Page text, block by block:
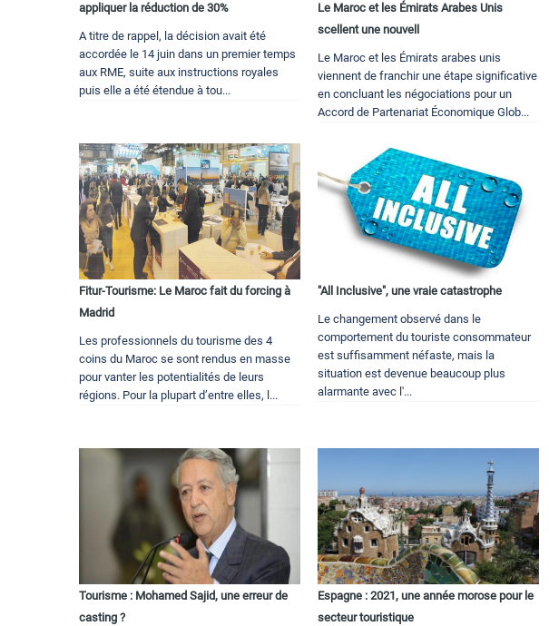
appliquer la réduction de 30%
A titre de rappel, la décision avait été
accordée le 14 juin dans un premier temps
aux RME, suite aux instructions royales
puis elle a été étendue à tou...
Le Maroc et les Émirats Arabes Unis
scellent une nouvell
Le Maroc et les Émirats arabes unis
viennent de franchir une étape significative
en concluant les négociations pour un
Accord de Partenariat Économique Glob...
Fitur-Tourisme: Le Maroc fait du forcing à
Madrid
Les professionnels du tourisme des 4
coins du Maroc se sont rendus en masse
pour vanter les potentialités de leurs
régions. Pour la plupart d’entre elles, l...
"All Inclusive", une vraie catastrophe
Le changement observé dans le
comportement du touriste consommateur
est suffisamment néfaste, mais la
situation est devenue beaucoup plus
alarmante avec l'...
Tourisme : Mohamed Sajid, une erreur de
casting ?
Espagne : 2021, une année morose pour le
secteur touristique